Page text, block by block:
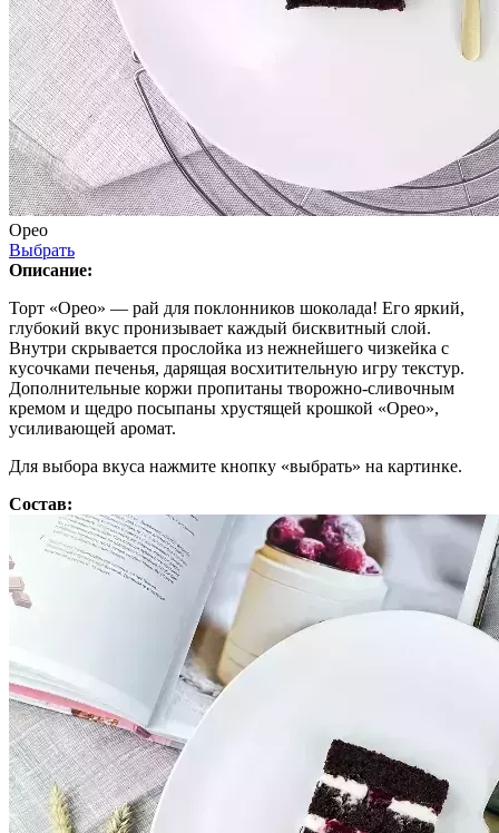
Орео
Выбрать
Описание:
Торт «Орео» — рай для поклонников шоколада! Его яркий,
глубокий вкус пронизывает каждый бисквитный слой.
Внутри скрывается прослойка из нежнейшего чизкейка с
кусочками печенья, дарящая восхитительную игру текстур.
Дополнительные коржи пропитаны творожно-сливочным
кремом и щедро посыпаны хрустящей крошкой «Орео»,
усиливающей аромат.
Для выбора вкуса нажмите кнопку «выбрать» на картинке.
Состав: